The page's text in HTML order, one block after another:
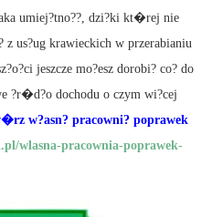
umiej?tno??, dzi?ki kt�rej nie
z us?ug krawieckich w przerabianiu
jeszcze mo?esz dorobi? co? do
?r�d?o dochodu o czym wi?cej
w?asn? pracowni? poprawek
wlasna-pracownia-poprawek-